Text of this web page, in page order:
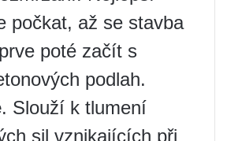
počkat, až se stavba
poté začít s
podlah.
. Slouží k tlumení
sil vznikajících při